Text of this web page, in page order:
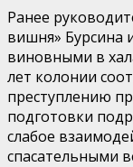
Ранее
вишня» Бурсина
виновными в
лет колонии
преступлению
подготовки
слабое
спасательными